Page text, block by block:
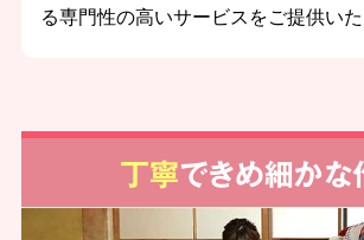
る専門性の高いサービスをご提供いた
丁寧できめ細かな